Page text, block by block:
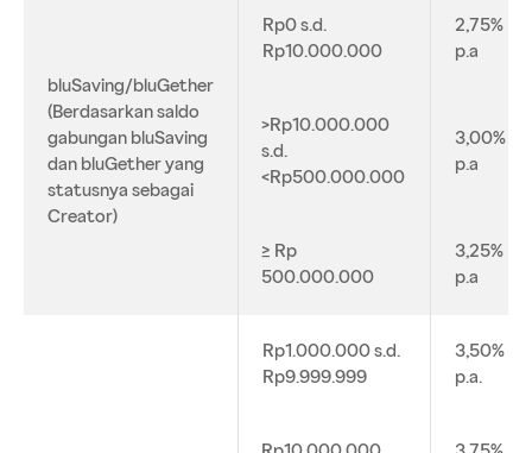
bluSaving/bluGether
(Berdasarkan saldo
gabungan bluSaving
dan bluGether yang
statusnya sebagai
Creator)
Rp0 s.d.
Rp10.000.000
2,75%
p.a
>Rp10.000.000
s.d.
<Rp500.000.000
3,00%
p.a
≥ Rp
500.000.000
3,25%
p.a
Rp1.000.000 s.d.
Rp9.999.999
3,50%
p.a.